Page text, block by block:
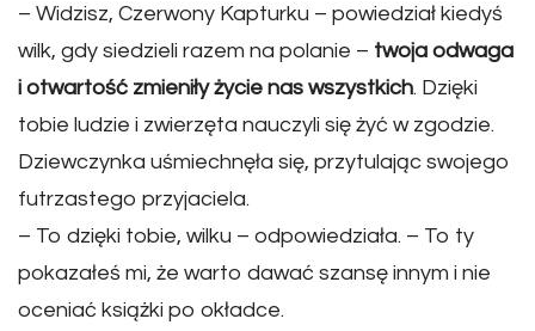
– Widzisz, Czerwony Kapturku – powiedział kiedyś
wilk, gdy siedzieli razem na polanie – twoja odwaga
i otwartość zmieniły życie nas wszystkich. Dzięki
tobie ludzie i zwierzęta nauczyli się żyć w zgodzie.
Dziewczynka uśmiechnęła się, przytulając swojego
futrzastego przyjaciela.
– To dzięki tobie, wilku – odpowiedziała. – To ty
pokazałeś mi, że warto dawać szansę innym i nie
oceniać książki po okładce.